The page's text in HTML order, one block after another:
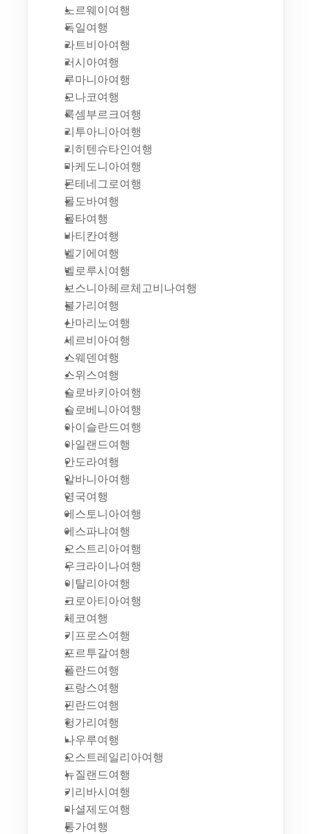
노르웨이여행
독일여행
라트비아여행
러시아여행
루마니아여행
모나코여행
룩셈부르크여행
리투아니아여행
리히텐슈타인여행
마케도니아여행
몬테네그로여행
몰도바여행
몰타여행
바티칸여행
벨기에여행
벨로루시여행
보스니아헤르체고비나여행
불가리여행
산마리노여행
세르비아여행
스웨덴여행
스위스여행
슬로바키아여행
슬로베니아여행
아이슬란드여행
아일랜드여행
안도라여행
알바니아여행
영국여행
에스토니아여행
에스파냐여행
오스트리아여행
우크라이나여행
이탈리아여행
크로아티아여행
체코여행
키프로스여행
포르투갈여행
폴란드여행
프랑스여행
핀란드여행
헝가리여행
나우루여행
오스트레일리아여행
뉴질랜드여행
키리바시여행
마셜제도여행
통가여행